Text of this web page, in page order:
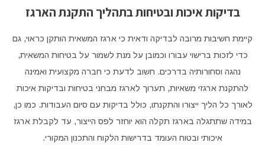
בדיקות איכות ובטיחות בתהליך התקנת הארגז
קיימת חשיבות מרובה לבדיקה ודאית כי ארגז המשאית הותקן כראוי, גם
כדי לזכות ברישוי עבורו וכמובן על מנת לשמור על בטיחות המשאית,
נהגה וסחורותיה בדרכים. חשוב לדעת כי חברה מקצועית ואמינה
להתקנת ארגזי משאיות, תערוך לארגז מבחני בטיחות ובדיקות איכות
לאורך כל הליך ייצורו והתקנתו, כולל בדיקות עם סיום העבודות. כמו כן,
במידה שתתגלה בארגז תקלה הוא יוחזר לפס הייצור, עד לקבלת ארגז
איכותי ובטוח העומד בדרישות הלקוח והתכנון המקורי.